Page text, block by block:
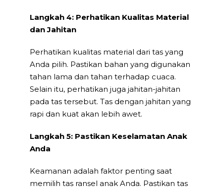
Langkah 4: Perhatikan Kualitas Material
dan Jahitan
Perhatikan kualitas material dari tas yang
Anda pilih. Pastikan bahan yang digunakan
tahan lama dan tahan terhadap cuaca.
Selain itu, perhatikan juga jahitan-jahitan
pada tas tersebut. Tas dengan jahitan yang
rapi dan kuat akan lebih awet.
Langkah 5: Pastikan Keselamatan Anak
Anda
Keamanan adalah faktor penting saat
memilih tas ransel anak Anda. Pastikan tas